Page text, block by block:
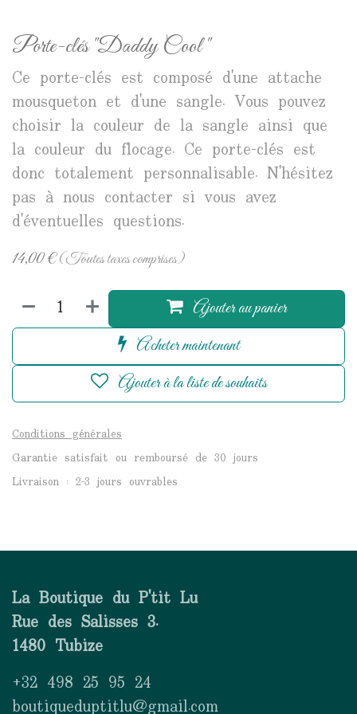
Porte-clés "Daddy Cool "
Ce porte-clés est composé d'une attache
mousqueton et d'une sangle. Vous pouvez
choisir la couleur de la sangle ainsi que
la couleur du flocage. Ce porte-clés est
donc totalement personnalisable. N'hésitez
pas à nous contacter si vous avez
d'éventuelles questions.
14,00€(Toutes taxes comprises)
Ajouter au panier
Acheter maintenant
Ajouter à la liste de souhaits
Conditions générales
Garantie satisfait ou remboursé de 30 jours
Livraison : 2-3 jours ouvrables
La Boutique du P'tit Lu
Rue des Salisses 3.
1480 Tubize
+32 498 25 95 24
boutiqueduptitlu@gmail.com